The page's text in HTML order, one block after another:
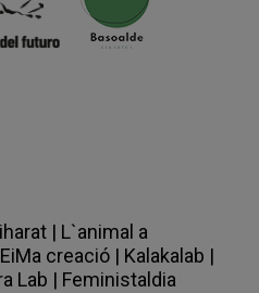
| L`animal a
EiMa creació | Kalakalab |
Lab | Feministaldia